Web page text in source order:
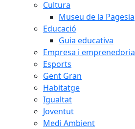
Cultura
Museu de la Pagesia
Educació
Guia educativa
Empresa i emprenedoria
Esports
Gent Gran
Habitatge
Igualtat
Joventut
Medi Ambient